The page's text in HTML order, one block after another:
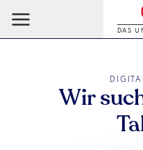
DAS
Wir